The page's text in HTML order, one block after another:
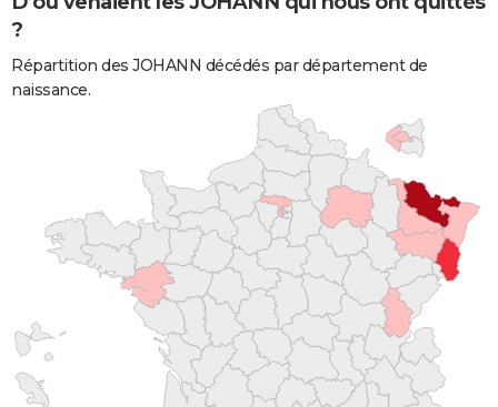
?
Répartition des JOHANN décédés par département de
naissance.